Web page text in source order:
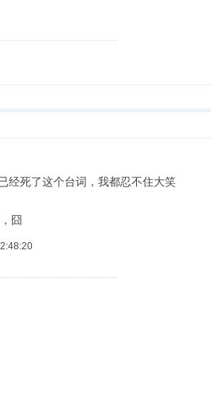
经死了这个台词，我都忍不住大笑
囧